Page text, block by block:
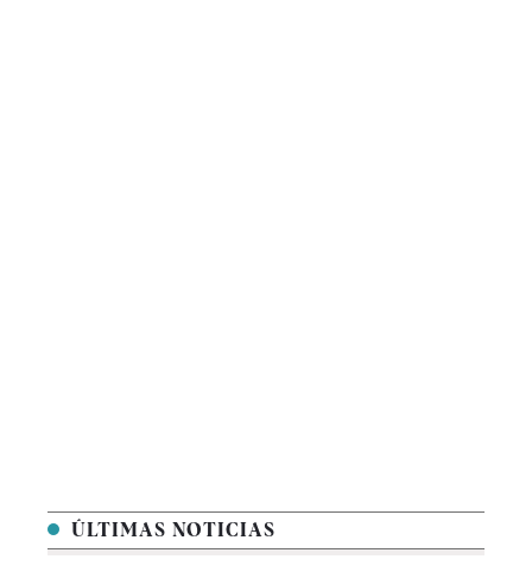
ÚLTIMAS NOTICIAS